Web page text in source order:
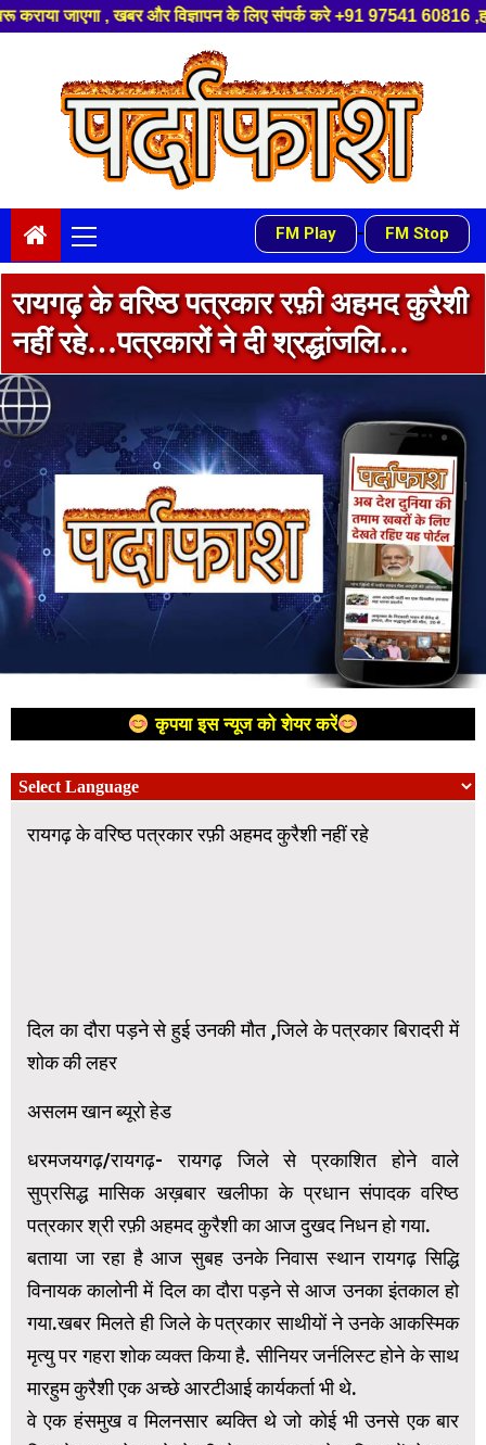
के लिए संपर्क करे +91 97541 60816 ,हमारे यूट्यूब चैनल को सबस्क्राइब
content
Menu
FM Play - FM Stop
रायगढ़ के वरिष्ठ पत्रकार रफ़ी अहमद कुरैशी
नहीं रहे…पत्रकारों ने दी श्रद्धांजलि…
कृपया इस न्यूज को शेयर करें
रायगढ़ के वरिष्ठ पत्रकार रफ़ी अहमद कुरैशी नहीं रहे
दिल का दौरा पड़ने से हुई उनकी मौत ,जिले के पत्रकार बिरादरी में
शोक की लहर
असलम खान ब्यूरो हेड
धरमजयगढ़/रायगढ़- रायगढ़ जिले से प्रकाशित होने वाले
सुप्रसिद्ध मासिक अख़बार खलीफा के प्रधान संपादक वरिष्ठ
पत्रकार श्री रफ़ी अहमद कुरैशी का आज दुखद निधन हो गया.
बताया जा रहा है आज सुबह उनके निवास स्थान रायगढ़ सिद्धि
विनायक कालोनी में दिल का दौरा पड़ने से आज उनका इंतकाल हो
गया.खबर मिलते ही जिले के पत्रकार साथीयों ने उनके आकस्मिक
मृत्यु पर गहरा शोक व्यक्त किया है. सीनियर जर्नलिस्ट होने के साथ
मारहुम कुरैशी एक अच्छे आरटीआई कार्यकर्ता भी थे.
वे एक हंसमुख व मिलनसार ब्यक्ति थे जो कोई भी उनसे एक बार